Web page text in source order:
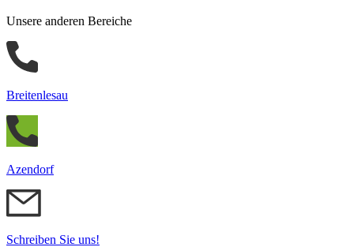
Unsere anderen Bereiche
Breitenlesau
Azendorf
Schreiben Sie uns!